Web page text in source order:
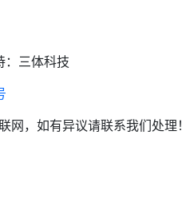
：三体科技
，如有异议请联系我们处理！